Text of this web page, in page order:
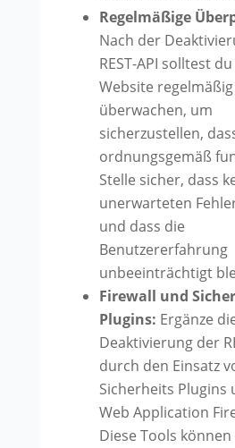
Regelmäßige
Nach der
REST-API solltest
Website regelmäßig
überwachen, um
sicherzustellen,
ordnungsgemäß
Stelle sicher, dass
unerwarteten
und dass die
Benutzererfahrung
unbeeinträchtigt
Firewall und
Plugins: Ergänze
Deaktivierung der
durch den Einsatz
Sicherheits Plugins
Web Application
Diese Tools können